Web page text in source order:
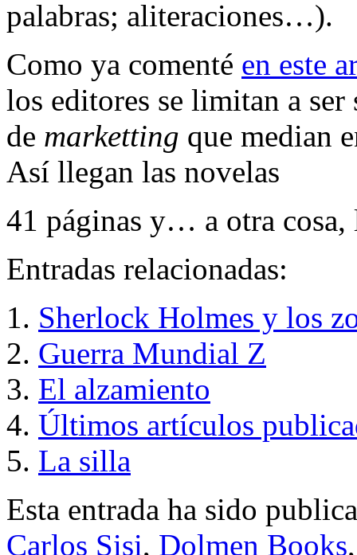
palabras; aliteraciones…).
Como ya comenté en este
los editores se limitan a
de marketting que median
Así llegan las novelas
41 páginas y… a otra cosa,
Entradas relacionadas:
Sherlock Holmes y los
Guerra Mundial Z
El alzamiento
Últimos artículos
La silla
Esta entrada ha sido
Carlos Sisi, Dolmen Books